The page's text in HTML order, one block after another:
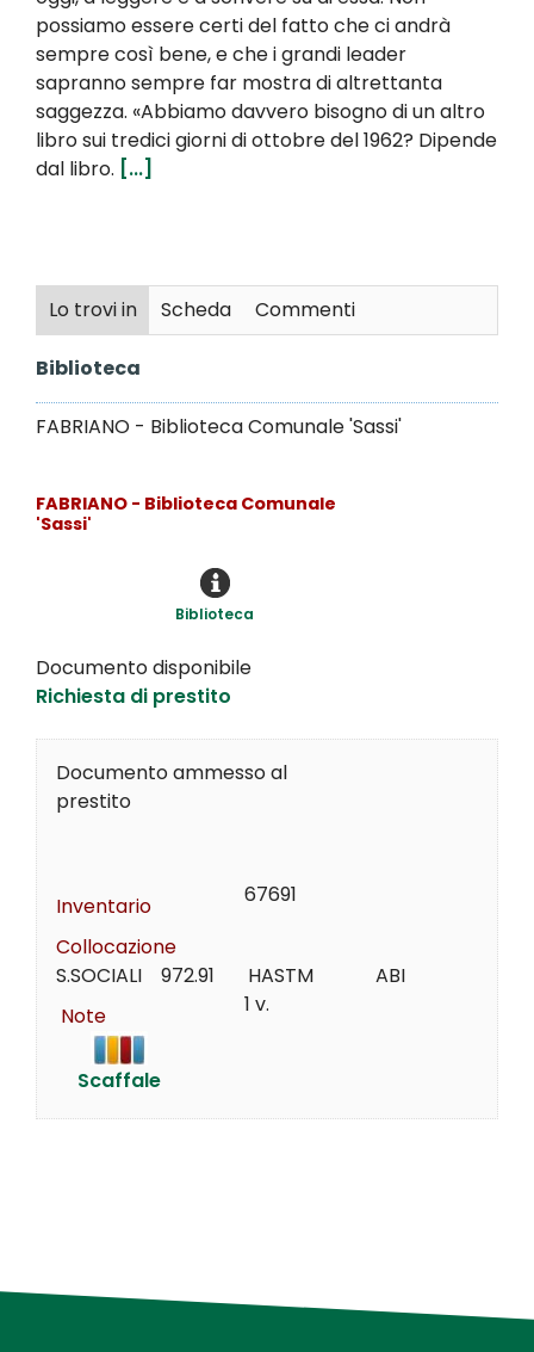
possiamo essere certi del fatto che ci andrà
sempre così bene, e che i grandi leader
sapranno sempre far mostra di altrettanta
saggezza. «Abbiamo davvero bisogno di un altro
libro sui tredici giorni di ottobre del 1962? Dipende
dal libro. [...]
Lo trovi in Scheda Commenti
Biblioteca
FABRIANO - Biblioteca Comunale 'Sassi'
FABRIANO - Biblioteca Comunale
'Sassi'
Biblioteca
Documento disponibile
Richiesta di prestito
Documento ammesso al
prestito
Inventario
67691
Collocazione
S.SOCIALI    972.91       HASTM             ABI
Note
1 v.
Scaffale